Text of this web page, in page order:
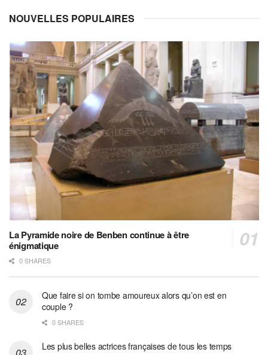
NOUVELLES POPULAIRES
La Pyramide noire de Benben continue à être
énigmatique
0 SHARES
Que faire si on tombe amoureux alors qu’on est en
couple ?
0 SHARES
Les plus belles actrices françaises de tous les temps